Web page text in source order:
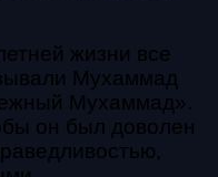
жизни все
Мухаммад
Мухаммад».
он был доволен